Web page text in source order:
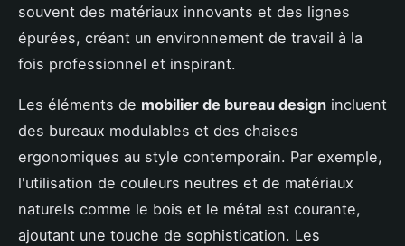
souvent des matériaux innovants et des lignes
épurées, créant un environnement de travail à la
fois professionnel et inspirant.
Les éléments de mobilier de bureau design incluent
des bureaux modulables et des chaises
ergonomiques au style contemporain. Par exemple,
l'utilisation de couleurs neutres et de matériaux
naturels comme le bois et le métal est courante,
ajoutant une touche de sophistication. Les